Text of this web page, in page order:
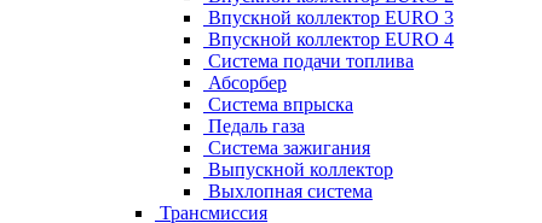
Впускной коллектор EURO 3
Впускной коллектор EURO 4
Система подачи топлива
Абсорбер
Система впрыска
Педаль газа
Система зажигания
Выпускной коллектор
Выхлопная система
Трансмиссия